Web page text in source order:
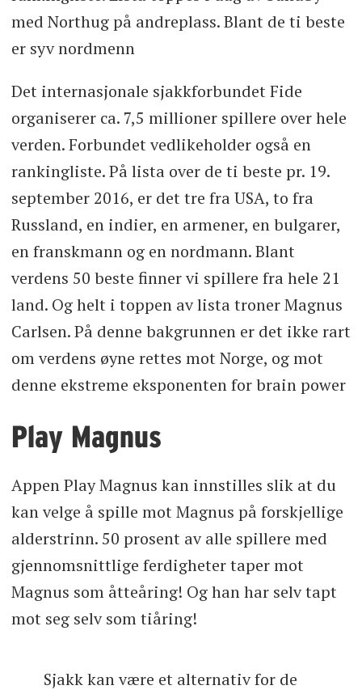
med Northug på andreplass. Blant de ti beste
er syv nordmenn
Det internasjonale sjakkforbundet Fide
organiserer ca. 7,5 millioner spillere over hele
verden. Forbundet vedlikeholder også en
rankingliste. På lista over de ti beste pr. 19.
september 2016, er det tre fra USA, to fra
Russland, en indier, en armener, en bulgarer,
en franskmann og en nordmann. Blant
verdens 50 beste finner vi spillere fra hele 21
land. Og helt i toppen av lista troner Magnus
Carlsen. På denne bakgrunnen er det ikke rart
om verdens øyne rettes mot Norge, og mot
denne ekstreme eksponenten for brain power
Play Magnus
Appen Play Magnus kan innstilles slik at du
kan velge å spille mot Magnus på forskjellige
alderstrinn. 50 prosent av alle spillere med
gjennomsnittlige ferdigheter taper mot
Magnus som åtteåring! Og han har selv tapt
mot seg selv som tiåring!
Sjakk kan være et alternativ for de